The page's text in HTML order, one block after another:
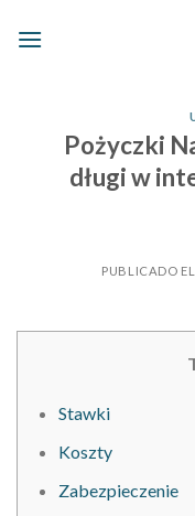
Pożyczki
długi w
PUBLICADO EL
Stawki
Koszty
Zabezpieczenie